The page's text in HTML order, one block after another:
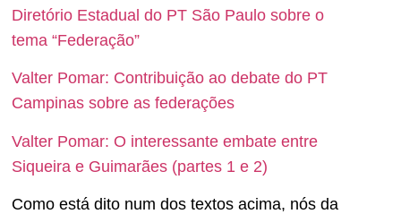
Diretório Estadual do PT São Paulo sobre o
tema “Federação”
Valter Pomar: Contribuição ao debate do PT
Campinas sobre as federações
Valter Pomar: O interessante embate entre
Siqueira e Guimarães (partes 1 e 2)
Como está dito num dos textos acima, nós da